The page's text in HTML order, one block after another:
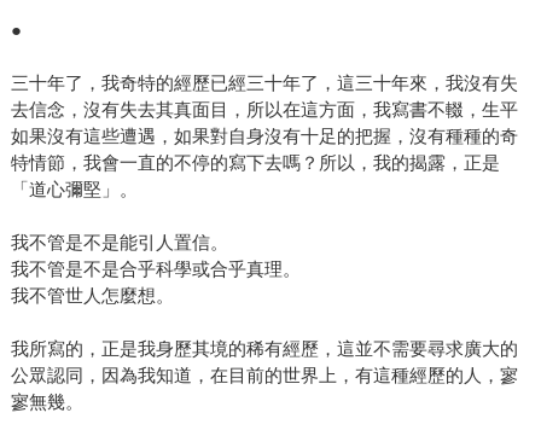
●
三十年了，我奇特的經歷已經三十年了，這三十年來，我沒有失
去信念，沒有失去其真面目，所以在這方面，我寫書不輟，生平
如果沒有這些遭遇，如果對自身沒有十足的把握，沒有種種的奇
特情節，我會一直的不停的寫下去嗎？所以，我的揭露，正是
「道心彌堅」。
我不管是不是能引人置信。
我不管是不是合乎科學或合乎真理。
我不管世人怎麼想。
我所寫的，正是我身歷其境的稀有經歷，這並不需要尋求廣大的
公眾認同，因為我知道，在目前的世界上，有這種經歷的人，寥
寥無幾。